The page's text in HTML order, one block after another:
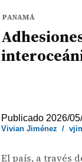
PANAMÁ
Publicado 2026/
Vivian Jiménez /
El país, a través